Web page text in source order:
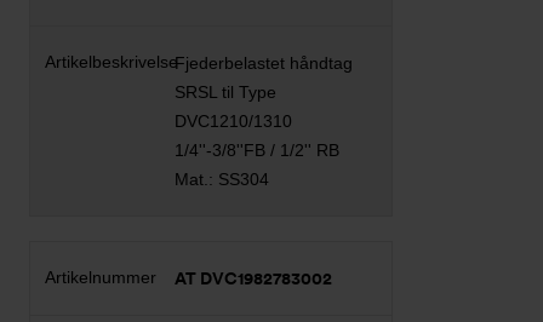
Fjederbelastet håndtag
SRSL til Type
DVC1210/1310
1/4''-3/8''FB / 1/2'' RB
Mat.: SS304
AT DVC1982783002